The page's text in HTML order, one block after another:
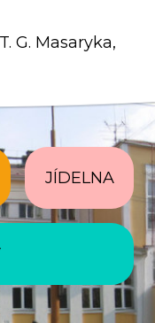
G. Masaryka,
JÍDELNA